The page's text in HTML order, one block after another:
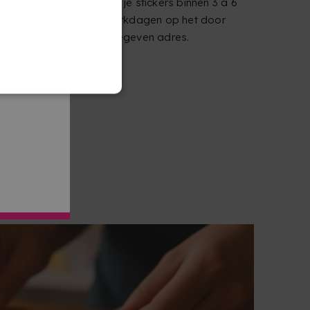
jours werkdagen op het door
jou opgegeven adres.